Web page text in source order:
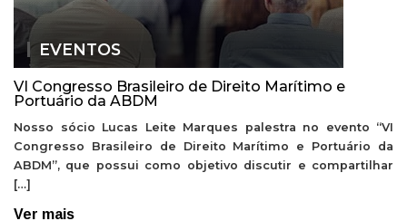
EVENTOS
VI Congresso Brasileiro de Direito Marítimo e
Portuário da ABDM
Nosso sócio Lucas Leite Marques palestra no evento “VI
Congresso Brasileiro de Direito Marítimo e Portuário da
ABDM”, que possui como objetivo discutir e compartilhar
[…]
Ver mais